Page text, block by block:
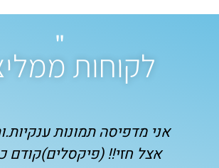
"
לקוחות
אני מדפיסה תמונות
אצל חזי!! (פיקסלים)קודם